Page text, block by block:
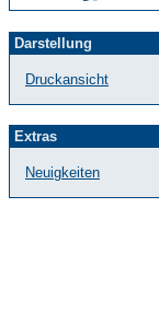
Darstellung
Druckansicht
Extras
Neuigkeiten